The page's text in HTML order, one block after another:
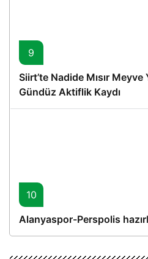
9
Siirt’te Nadide Mısır
Gündüz Aktiflik Kaydı
10
Alanyaspor-Perspolis